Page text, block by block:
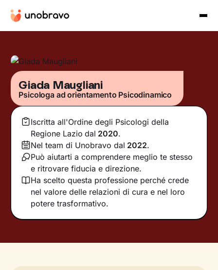
Giada Maugliani
Psicologa ad orientamento Psicodinamico
Iscritta all'Ordine degli Psicologi della
Regione Lazio dal 2020.
Nel team di Unobravo dal 2022.
Può aiutarti a comprendere meglio te stesso
e ritrovare fiducia e direzione.
Ha scelto questa professione perché crede
nel valore delle relazioni di cura e nel loro
potere trasformativo.